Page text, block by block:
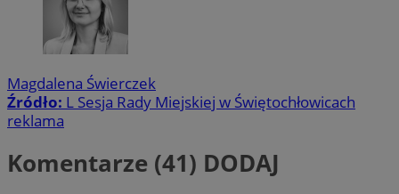
Magdalena Świerczek
Źródło: L Sesja Rady Miejskiej w Świętochłowicach
reklama
Komentarze (41) DODAJ